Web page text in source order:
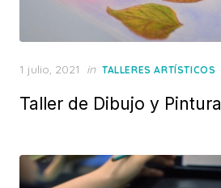
Posted
1 julio, 2021 in TALLERES ARTÍSTICOS
Taller de Dibujo y Pintura